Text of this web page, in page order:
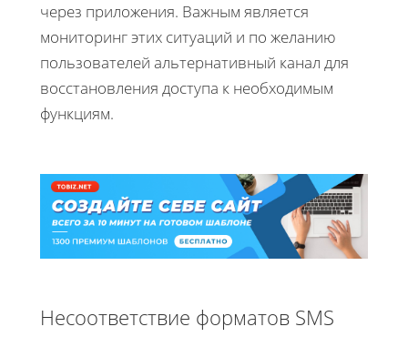
через приложения. Важным является
мониторинг этих ситуаций и по желанию
пользователей альтернативный канал для
восстановления доступа к необходимым
функциям.
Несоответствие форматов SMS